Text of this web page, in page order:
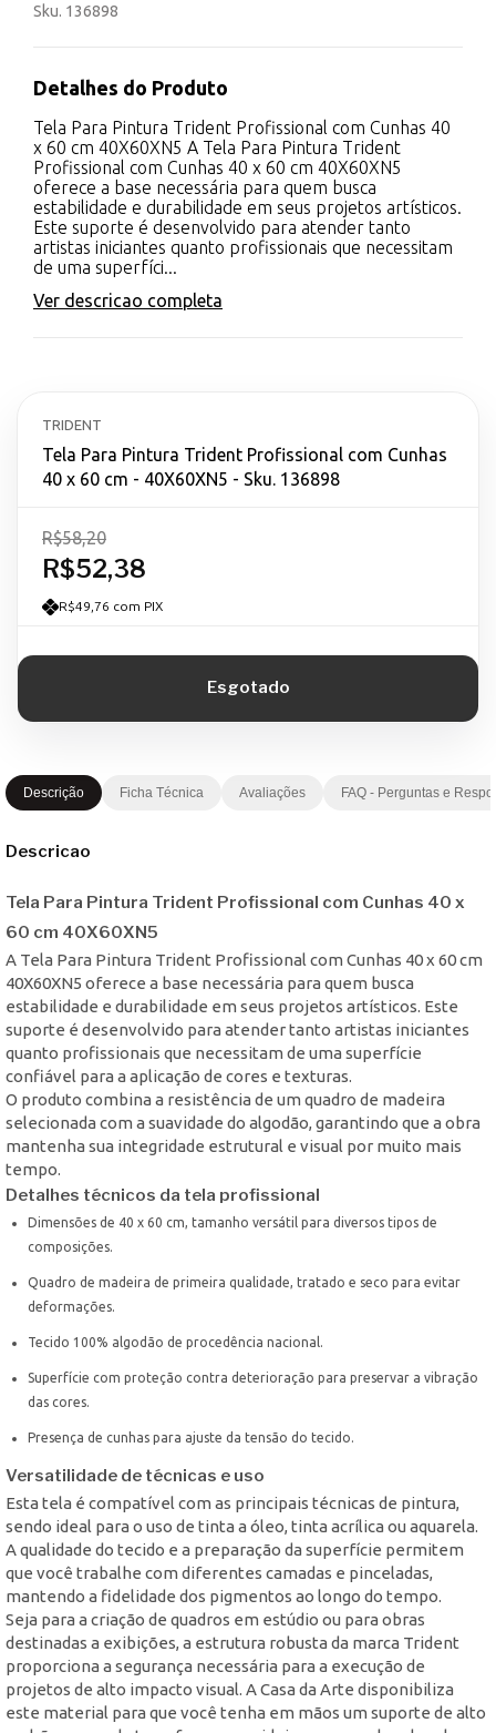
Sku. 136898
Detalhes do Produto
Tela Para Pintura Trident Profissional com Cunhas 40
x 60 cm 40X60XN5 A Tela Para Pintura Trident
Profissional com Cunhas 40 x 60 cm 40X60XN5
oferece a base necessária para quem busca
estabilidade e durabilidade em seus projetos artísticos.
Este suporte é desenvolvido para atender tanto
artistas iniciantes quanto profissionais que necessitam
de uma superfíci...
Ver descricao completa
TRIDENT
Tela Para Pintura Trident Profissional com Cunhas
40 x 60 cm - 40X60XN5 - Sku. 136898
R$52,38
R$58,20
R$49,76 com PIX
Descrição Ficha Técnica Avaliações FAQ - Perguntas e
Descricao
Tela Para Pintura Trident Profissional com Cunhas 40 x
60 cm 40X60XN5
A Tela Para Pintura Trident Profissional com Cunhas 40 x 60 cm
40X60XN5 oferece a base necessária para quem busca
estabilidade e durabilidade em seus projetos artísticos. Este
suporte é desenvolvido para atender tanto artistas iniciantes
quanto profissionais que necessitam de uma superfície
confiável para a aplicação de cores e texturas.
O produto combina a resistência de um quadro de madeira
selecionada com a suavidade do algodão, garantindo que a obra
mantenha sua integridade estrutural e visual por muito mais
tempo.
Detalhes técnicos da tela profissional
Dimensões de 40 x 60 cm, tamanho versátil para diversos tipos de
composições.
Quadro de madeira de primeira qualidade, tratado e seco para evitar
deformações.
Tecido 100% algodão de procedência nacional.
Superfície com proteção contra deterioração para preservar a vibração
das cores.
Presença de cunhas para ajuste da tensão do tecido.
Versatilidade de técnicas e uso
Esta tela é compatível com as principais técnicas de pintura,
sendo ideal para o uso de tinta a óleo, tinta acrílica ou aquarela.
A qualidade do tecido e a preparação da superfície permitem
que você trabalhe com diferentes camadas e pinceladas,
mantendo a fidelidade dos pigmentos ao longo do tempo.
Seja para a criação de quadros em estúdio ou para obras
destinadas a exibições, a estrutura robusta da marca Trident
proporciona a segurança necessária para a execução de
projetos de alto impacto visual. A Casa da Arte disponibiliza
este material para que você tenha em mãos um suporte de alto